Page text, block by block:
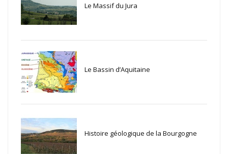
Le Massif du Jura
Le Bassin d’Aquitaine
Histoire géologique de la Bourgogne